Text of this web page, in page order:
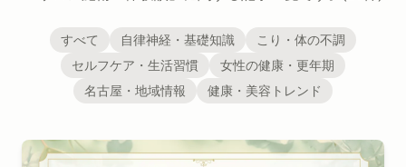
すべて 自律神経・基礎知識
こり・体の不調
セルフケア・生活習慣
女性の健康・更年期
名古屋・地域情報
健康・美容トレンド
サロン施術・体験談の記事一覧